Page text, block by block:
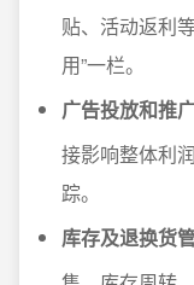
贴、活动返利
用”一栏。
广告投放和推
接影响整体利
踪。
库存及退换货